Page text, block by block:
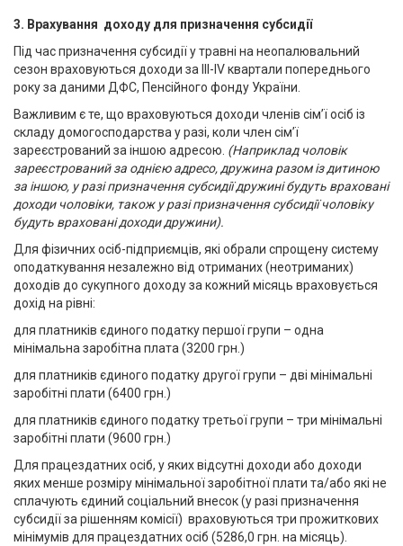
3. Врахування доходу для призначення субсидії
Під час призначення субсидії у травні на неопалювальний
сезон враховуються доходи за ІІІ-ІV квартали попереднього
року за даними ДФС, Пенсійного фонду України.
Важливим є те, що враховуються доходи членів сім’ї осіб із
складу домогосподарства у разі, коли член сім’ї
зареєстрований за іншою адресою. (Наприклад чоловік
зареєстрований за однією адресо, дружина разом із дитиною
за іншою, у разі призначення субсидії дружині будуть враховані
доходи чоловіки, також у разі призначення субсидії чоловіку
будуть враховані доходи дружини).
Для фізичних осіб-підприємців, які обрали спрощену систему
оподаткування незалежно від отриманих (неотриманих)
доходів до сукупного доходу за кожний місяць враховується
дохід на рівні:
для платників єдиного податку першої групи – одна
мінімальна заробітна плата (3200 грн.)
для платників єдиного податку другої групи – дві мінімальні
заробітні плати (6400 грн.)
для платників єдиного податку третьої групи – три мінімальні
заробітні плати (9600 грн.)
Для працездатних осіб, у яких відсутні доходи або доходи
яких менше розміру мінімальної заробітної плати та/або які не
сплачують єдиний соціальний внесок (у разі призначення
субсидії за рішенням комісії) враховуються три прожиткових
мінімумів для працездатних осіб (5286,0 грн. на місяць).